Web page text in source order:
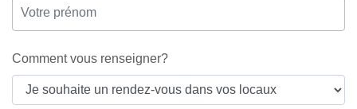
Comment vous renseigner?